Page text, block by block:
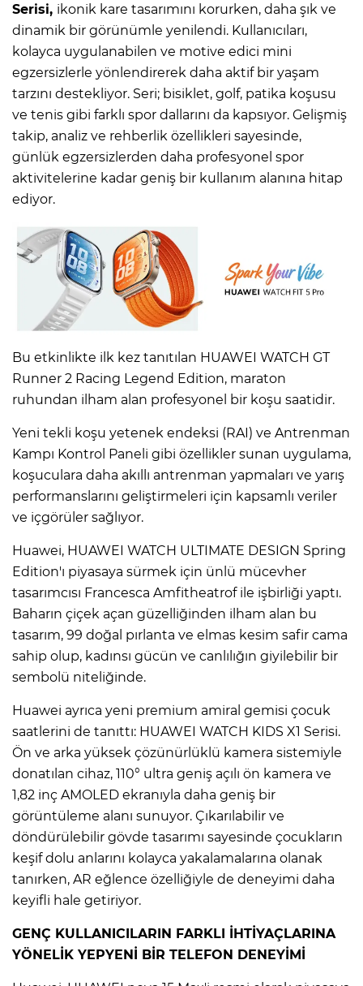
Serisi, ikonik kare tasarımını korurken, daha şık ve
dinamik bir görünümle yenilendi. Kullanıcıları,
kolayca uygulanabilen ve motive edici mini
egzersizlerle yönlendirerek daha aktif bir yaşam
tarzını destekliyor. Seri; bisiklet, golf, patika koşusu
ve tenis gibi farklı spor dallarını da kapsıyor. Gelişmiş
takip, analiz ve rehberlik özellikleri sayesinde,
günlük egzersizlerden daha profesyonel spor
aktivitelerine kadar geniş bir kullanım alanına hitap
ediyor.
Bu etkinlikte ilk kez tanıtılan HUAWEI WATCH GT
Runner 2 Racing Legend Edition, maraton
ruhundan ilham alan profesyonel bir koşu saatidir.
Yeni tekli koşu yetenek endeksi (RAI) ve Antrenman
Kampı Kontrol Paneli gibi özellikler sunan uygulama,
koşuculara daha akıllı antrenman yapmaları ve yarış
performanslarını geliştirmeleri için kapsamlı veriler
ve içgörüler sağlıyor.
Huawei, HUAWEI WATCH ULTIMATE DESIGN Spring
Edition'ı piyasaya sürmek için ünlü mücevher
tasarımcısı Francesca Amfitheatrof ile işbirliği yaptı.
Baharın çiçek açan güzelliğinden ilham alan bu
tasarım, 99 doğal pırlanta ve elmas kesim safir cama
sahip olup, kadınsı gücün ve canlılığın giyilebilir bir
sembolü niteliğinde.
Huawei ayrıca yeni premium amiral gemisi çocuk
saatlerini de tanıttı: HUAWEI WATCH KIDS X1 Serisi.
Ön ve arka yüksek çözünürlüklü kamera sistemiyle
donatılan cihaz, 110° ultra geniş açılı ön kamera ve
1,82 inç AMOLED ekranıyla daha geniş bir
görüntüleme alanı sunuyor. Çıkarılabilir ve
döndürülebilir gövde tasarımı sayesinde çocukların
keşif dolu anlarını kolayca yakalamalarına olanak
tanırken, AR eğlence özelliğiyle de deneyimi daha
keyifli hale getiriyor.
GENÇ KULLANICILARIN FARKLI İHTİYAÇLARINA
YÖNELİK YEPYENİ BİR TELEFON DENEYİMİ